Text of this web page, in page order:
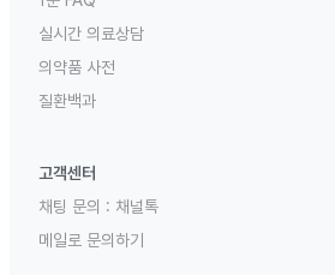
실시간 의료상담
의약품 사전
질환백과
고객센터
채팅 문의 : 채널톡
메일로 문의하기